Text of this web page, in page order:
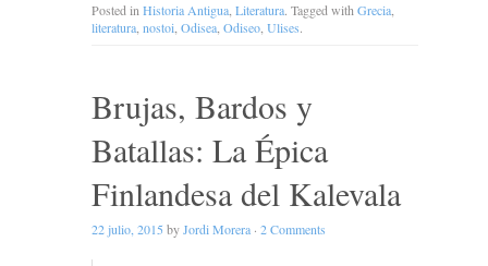
Posted in Historia Antigua Literatura. Tagged with Grecia
literatura nostoi Odisea Odiseo Ulises.
Brujas, Bardos y
Batallas: La Épica
Finlandesa del Kalevala
22 julio, 2015 byJordi Morera · 2 Comments